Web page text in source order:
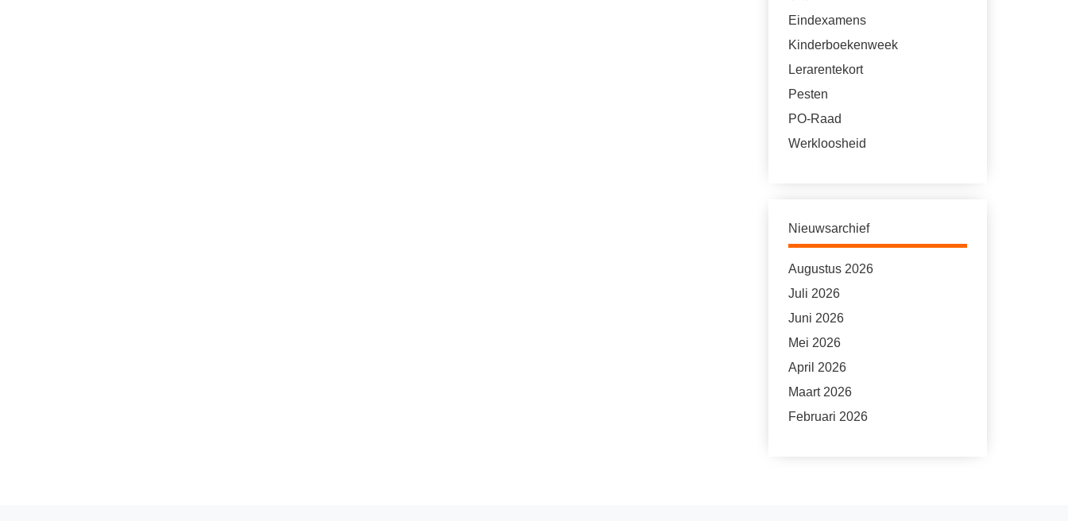
Eindexamens
Kinderboekenweek
Lerarentekort
Pesten
PO-Raad
Werkloosheid
Nieuwsarchief
Augustus 2026
Juli 2026
Juni 2026
Mei 2026
April 2026
Maart 2026
Februari 2026